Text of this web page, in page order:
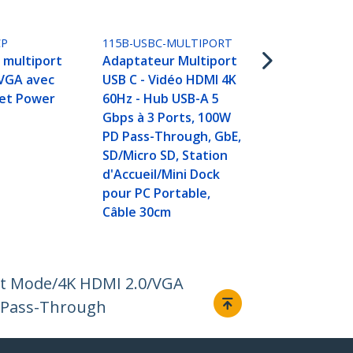
multiport
avec
Power
115B-USBC-MULTIPORT
Adaptateur Multiport
USB C - Vidéo HDMI 4K
60Hz - Hub USB-A 5
Gbps à 3 Ports, 100W
PD Pass-Through, GbE,
SD/Micro SD, Station
d'Accueil/Mini Dock
pour PC Portable,
Câble 30cm
Mode/4K HDMI 2.0/VGA
Through